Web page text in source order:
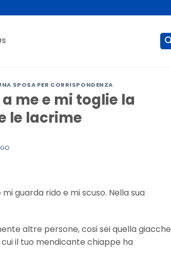
SPOSA PER CORRISPONDENZA
me e mi toglie la
le lacrime
guarda rido e mi scuso. Nella sua
altre persone, cosi sei quella giacche
il tuo mendicante chiappe ha